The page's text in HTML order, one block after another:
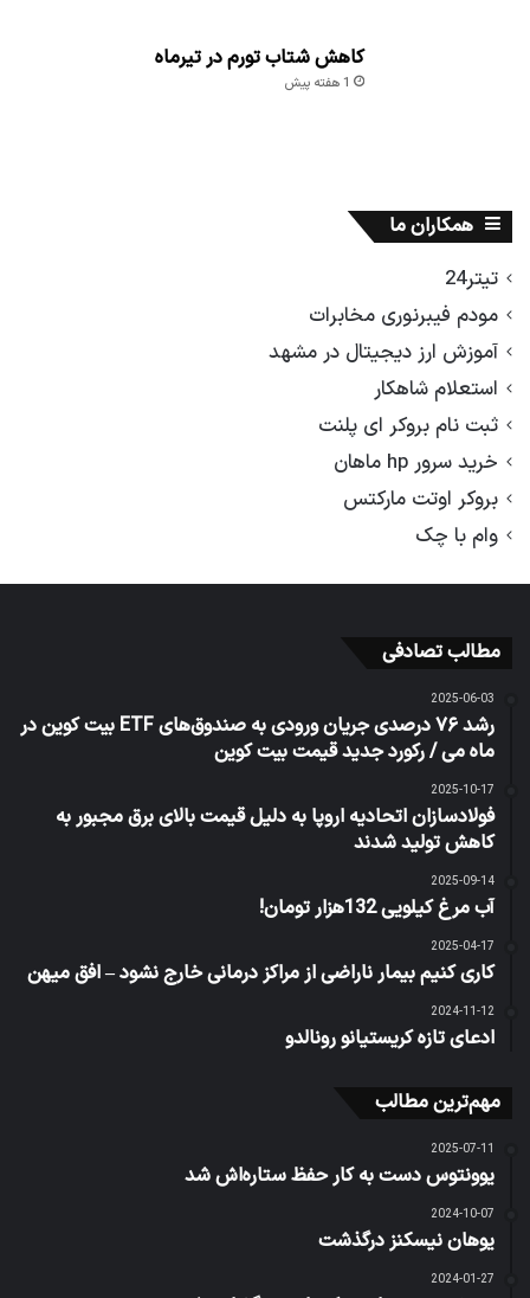
کاهش شتاب تورم در تیرماه
1 هفته پیش
همکاران ما
تیتر24
مودم فیبرنوری مخابرات
آموزش ارز دیجیتال در مشهد
استعلام شاهکار
ثبت نام بروکر ای پلنت
خرید سرور hp ماهان
بروکر اوتت مارکتس
وام با چک
مطالب تصادفی
2025-06-03
رشد ۷۶ درصدی جریان ورودی به صندوق‌های ETF بیت کوین در
ماه می / رکورد جدید قیمت بیت کوین
2025-10-17
فولادسازان اتحادیه اروپا به دلیل قیمت بالای برق مجبور به
کاهش تولید شدند
2025-09-14
آب مرغ کیلویی 132هزار تومان!
2025-04-17
کاری کنیم بیمار ناراضی از مراکز درمانی خارج نشود – افق میهن
2024-11-12
ادعای تازه کریستیانو رونالدو
مهم‌ترین مطالب
2025-07-11
یوونتوس دست به کار حفظ ستاره‌اش شد
2024-10-07
یوهان نیسکنز درگذشت
2024-01-27